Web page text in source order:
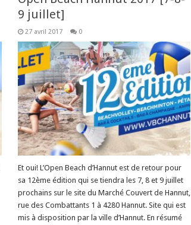
9 juillet]
27 avril 2017 0
Et oui! L’Open Beach d’Hannut est de retour pour
sa 12ème édition qui se tiendra les 7, 8 et 9 juillet
prochains sur le site du Marché Couvert de Hannut,
rue des Combattants 1 à 4280 Hannut. Site qui est
mis à disposition par la ville d’Hannut. En résumé